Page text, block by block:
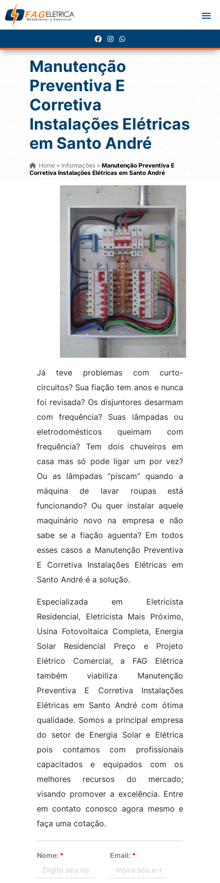
Manutenção
Preventiva E
Corretiva
Instalações Elétricas
em Santo André
Home» Informações » Manutenção Preventiva E
Corretiva Instalações Elétricas em Santo André
Já teve problemas com curto-
circuitos? Sua fiação tem anos e nunca
foi revisada? Os disjuntores desarmam
com frequência? Suas lâmpadas ou
eletrodomésticos queimam com
frequência? Tem dois chuveiros em
casa mas só pode ligar um por vez?
Ou as lâmpadas “piscam” quando a
máquina de lavar roupas está
funcionando? Ou quer instalar aquele
maquinário novo na empresa e não
sabe se a fiação aguenta? Em todos
esses casos a Manutenção Preventiva
E Corretiva Instalações Elétricas em
Santo André é a solução.
Especializada em Eletricista
Residencial, Eletricista Mais Próximo,
Usina Fotovoltaica Completa, Energia
Solar Residencial Preço e Projeto
Elétrico Comercial, a FAG Elétrica
também viabiliza Manutenção
Preventiva E Corretiva Instalações
Elétricas em Santo André com ótima
qualidade. Somos a principal empresa
do setor de Energia Solar e Elétrica
pois contamos com profissionais
capacitados e equipados com os
melhores recursos do mercado;
visando promover a excelência. Entre
em contato conosco agora mesmo e
faça uma cotação.
Nome: * Email: *